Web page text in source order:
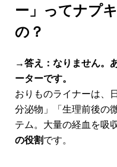
ー」ってナプ
の？
→答え：なりません。
ーターです。
おりものライナーは、
分泌物」「生理前後の
テム。大量の経血を吸
の役割です。